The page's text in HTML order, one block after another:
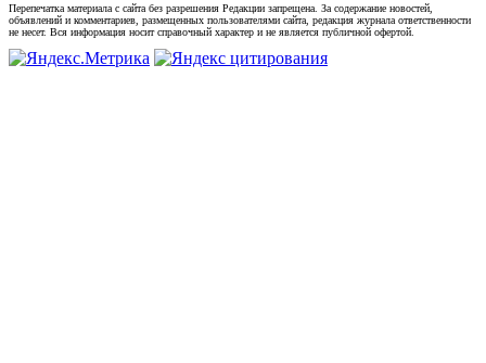
Перепечатка материала с сайта без разрешения Редакции запрещена. За содержание новостей,
объявлений и комментариев, размещенных пользователями сайта, редакция журнала ответственности
не несет. Вся информация носит справочный характер и не является публичной офертой.